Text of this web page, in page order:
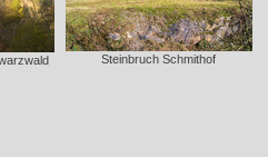
Steinbruch Schmithof